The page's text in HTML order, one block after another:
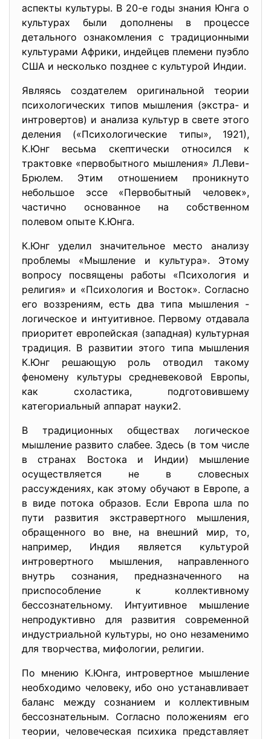
аспекты культуры. В 20-е годы знания Юнга о
культурах были дополнены в процессе
детального ознакомления с традиционными
культурами Африки, индейцев племени пуэбло
США и несколько позднее с культурой Индии.
Являясь создателем оригинальной теории
психологических типов мышления (экстра- и
интровертов) и анализа культур в свете этого
деления («Психологические типы», 1921),
К.Юнг весьма скептически относился к
трактовке «первобытного мышления» Л.Леви-
Брюлем. Этим отношением проникнуто
небольшое эссе «Первобытный человек»,
частично основанное на собственном
полевом опыте К.Юнга.
К.Юнг уделил значительное место анализу
проблемы «Мышление и культура». Этому
вопросу посвящены работы «Психология и
религия» и «Психология и Восток». Согласно
его воззрениям, есть два типа мышления -
логическое и интуитивное. Первому отдавала
приоритет европейская (западная) культурная
традиция. В развитии этого типа мышления
К.Юнг решающую роль отводил такому
феномену культуры средневековой Европы,
как схоластика, подготовившему
категориальный аппарат науки2.
В традиционных обществах логическое
мышление развито слабее. Здесь (в том числе
в странах Востока и Индии) мышление
осуществляется не в словесных
рассуждениях, как этому обучают в Европе, а
в виде потока образов. Если Европа шла по
пути развития экстравертного мышления,
обращенного во вне, на внешний мир, то,
например, Индия является культурой
интровертного мышления, направленного
внутрь сознания, предназначенного на
приспособление к коллективному
бессознательному. Интуитивное мышление
непродуктивно для развития современной
индустриальной культуры, но оно незаменимо
для творчества, мифологии, религии.
По мнению К.Юнга, интровертное мышление
необходимо человеку, ибо оно устанавливает
баланс между сознанием и коллективным
бессознательным. Согласно положениям его
теории, человеческая психика представляет